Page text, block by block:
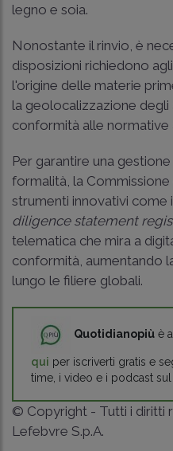
legno e soia.
Nonostante il rinvio, è
disposizioni richiedono
l'origine delle materie
la geolocalizzazione
conformità alle normative
Per garantire una
formalità, la
strumenti innovativi come
diligence statement
telematica che mira a
conformità, aumentando
lungo le filiere globali.
Quotidianopiù è
qui per iscriverti gratis e
time, i video e i podcast
© Copyright - Tutti i diritti
Lefebvre S.p.A.